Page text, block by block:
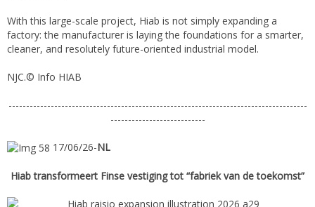
With this large-scale project, Hiab is not simply expanding a
factory: the manufacturer is laying the foundations for a smarter,
cleaner, and resolutely future-oriented industrial model.
NJC.© Info HIAB
-------------------------------------------------------------------------------------
---------------------------
17/06/26-NL
Hiab transformeert Finse vestiging tot “fabriek van de toekomst”